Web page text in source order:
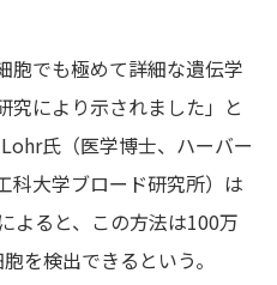
胞でも極めて詳細な遺伝学
究により示されました」と
氏（医学博士、ハーバー
科大学ブロード研究所）は
よると、この方法は100万
を検出できるという。